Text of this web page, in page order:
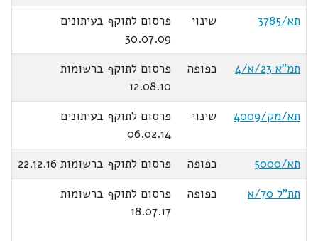
תא/3785
שינוי
פרסום לתוקף בעיתונים
30.07.09
תמ"א 23/א/4
כפופה
פרסום לתוקף ברשומות
12.08.10
תא/מק/4009
שינוי
פרסום לתוקף בעיתונים
06.02.14
תא/5000
כפופה
פרסום לתוקף ברשומות 22.12.16
תת"ל 70/א
כפופה
פרסום לתוקף ברשומות
18.07.17